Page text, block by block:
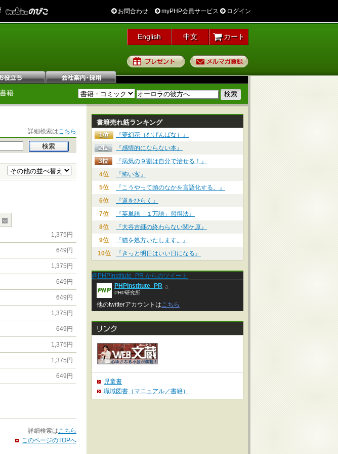
お問合わせ myPHP会員サービス ログイン
English 中文 カート
プレゼント
籍
詳細検索はこちら
1,375円
649円
1,375円
649円
649円
1,375円
649円
1,375円
1,375円
649円
詳細検索はこちら
このページのTOPへ
書籍売れ筋ランキング
『夢幻花（むげんばな）』
『感情的にならない本』
『病気の９割は自分で治せる！』
4位
『怖い客』
5位
『こうやって頭のなかを言語化する。』
6位
『道をひらく』
7位
『英単語「１万語」習得法』
8位
『大谷吉継の終わらない関ケ原』
9位
『猫を処方いたします。』
10位
『きっと明日はいい日になる』
@PHPInstitute_PR からのツイート
PHPInstitute_PR
PHP研究所
a
他のtwitterアカウントはこちら
児童書
職域図書（マニュアル／書籍）